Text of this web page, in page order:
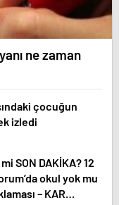
ne zaman
çocuğun
izledi
SON DAKİKA? 12
okul yok mu
– KAR